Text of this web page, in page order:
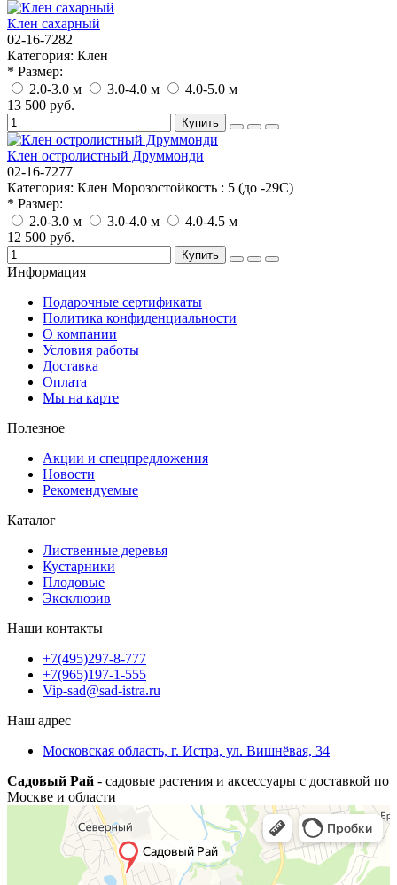
Клен сахарный
02-16-7282
Категория: Клен
* Размер:
2.0-3.0 м
3.0-4.0 м
4.0-5.0 м
13 500 руб.
Купить
Клен остролистный Друммонди
02-16-7277
Категория: Клен Морозостойкость : 5 (до -29С)
* Размер:
2.0-3.0 м
3.0-4.0 м
4.0-4.5 м
12 500 руб.
Купить
Информация
Подарочные сертификаты
Политика конфиденциальности
О компании
Условия работы
Доставка
Оплата
Мы на карте
Полезное
Акции и спецпредложения
Новости
Рекомендуемые
Каталог
Лиственные деревья
Кустарники
Плодовые
Эксклюзив
Наши контакты
+7(495)297-8-777
+7(965)197-1-555
Vip-sad@sad-istra.ru
Наш адрес
Московская область, г. Истра, ул. Вишнёвая, 34
Садовый Рай - садовые растения и аксессуары с доставкой по
Москве и области